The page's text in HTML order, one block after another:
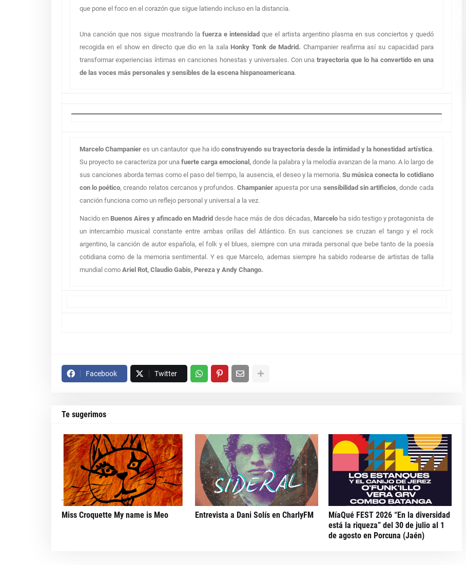
que pone el foco en el corazón que sigue latiendo incluso en la distancia.
Una canción que nos sigue mostrando la fuerza e intensidadque el artista argentino plasma en sus conciertos y quedó
recogida en el show en directo que dio en la salaHonky Tonk de Madrid. Champanier reafirma así su capacidad para
transformar experiencias íntimas en canciones honestas y universales. Con unatrayectoria que lo ha convertido en una
de las voces más personales y sensibles de la escena hispanoamericana.
Marcelo Champanieres un cantautor que ha idoconstruyendo su trayectoria desde la intimidad y la honestidad artística.
Su proyecto se caracteriza por una fuerte carga emocional,donde la palabra y la melodía avanzan de la mano. A lo largo de
sus canciones aborda temas como el paso del tiempo, la ausencia, el deseo y la memoria.Su música conecta lo cotidiano
con lo poético, creando relatos cercanos y profundos. Champanierapuesta por una sensibilidad sin artificios, donde cada
canción funciona como un reflejo personal y universal a la vez.
Nacido en Buenos Aires y afincado en Madrid desde hace más de dos décadas,Marcelo ha sido testigo y protagonista de
un intercambio musical constante entre ambas orillas del Atlántico. En sus canciones se cruzan el tango y el rock
argentino, la canción de autor española, el folk y el blues, siempre con una mirada personal que bebe tanto de la poesía
cotidiana como de la memoria sentimental. Y es que Marcelo, ademas siempre ha sabido rodearse de artistas de talla
mundial como Ariel Rot, Claudio Gabis, Pereza y Andy Chango.
Facebook Twitter
Te sugerimos
Miss Croquette My name is Meo Entrevista a Dani Solís en CharlyFM
MíaQué FEST 2026 “En la diversidad
está la riqueza” del 30 de julio al 1
de agosto en Porcuna (Jaén)